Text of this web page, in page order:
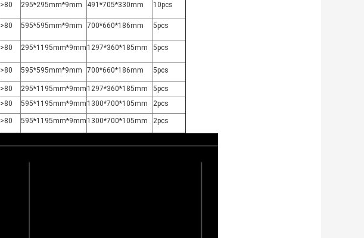
>80 295*295mm*9mm 491*705*330mm 10pcs
>80 595*595mm*9mm 700*660*186mm 5pcs
>80 295*1195mm*9mm 1297*360*185mm 5pcs
>80 595*595mm*9mm 700*660*186mm 5pcs
>80 295*1195mm*9mm 1297*360*185mm
5pcs
>80 595*1195mm*9mm 1300*700*105mm 2pcs
>80 595*1195mm*9mm 1300*700*105mm 2pcs